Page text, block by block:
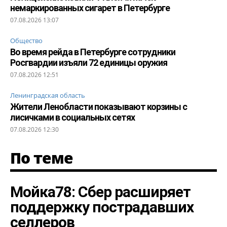
немаркированных сигарет в Петербурге
07.08.2026 13:07
Общество
Во время рейда в Петербурге сотрудники
Росгвардии изъяли 72 единицы оружия
07.08.2026 12:51
Ленинградская область
Жители Ленобласти показывают корзины с
лисичками в социальных сетях
07.08.2026 12:30
По теме
Мойка78: Сбер расширяет
поддержку пострадавших
селлеров